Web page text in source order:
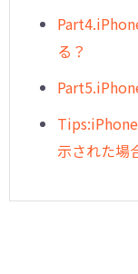
る？
示された場